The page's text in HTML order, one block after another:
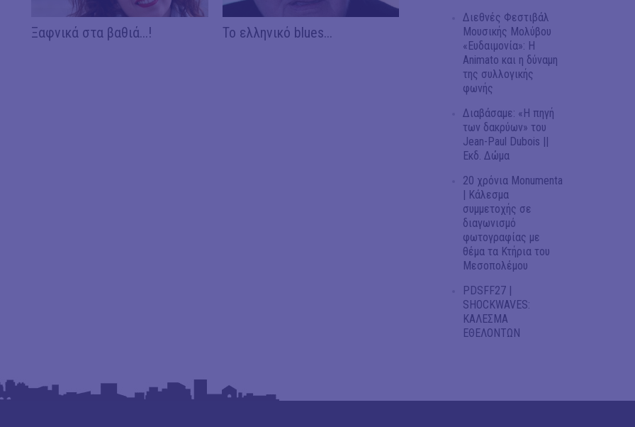
Ξαφνικά στα βαθιά...! Το ελληνικό blues...
Διεθνές Φεστιβάλ
Μουσικής Μολύβου
«Ευδαιμονία»: Η
Animato και η δύναμη
της συλλογικής
φωνής
Διαβάσαμε: «Η πηγή
των δακρύων» του
Jean-Paul Dubois ||
Εκδ. Δώμα
20 χρόνια Monumenta
| Κάλεσμα
συμμετοχής σε
διαγωνισμό
φωτογραφίας με
θέμα τα Κτήρια του
Μεσοπολέμου
PDSFF27 |
SHOCKWAVES:
ΚΑΛΕΣΜΑ
ΕΘΕΛΟΝΤΩΝ